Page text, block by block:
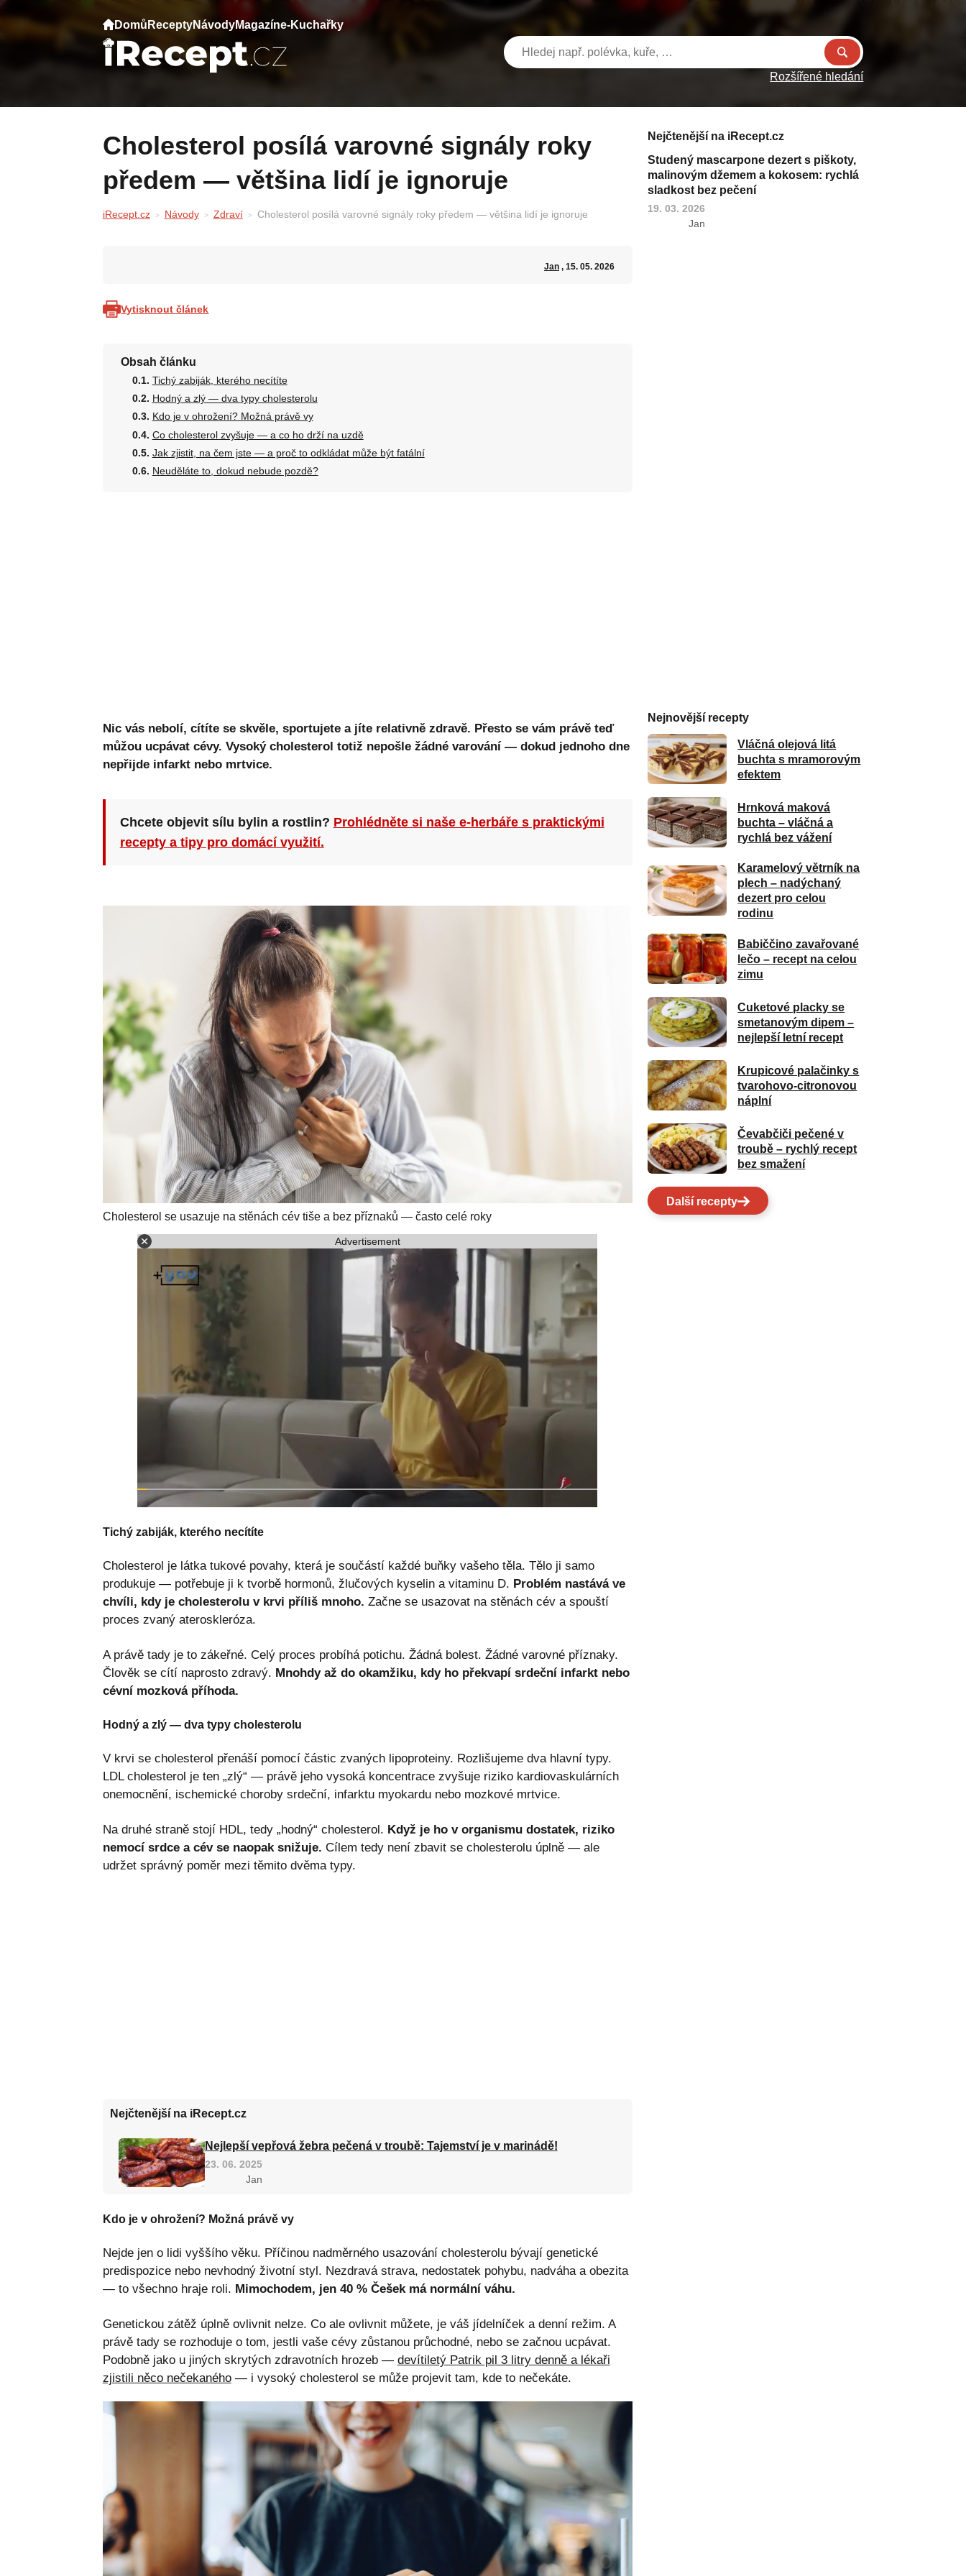
Domů ReceptyNávodyMagazíne-Kuchařky
Rozšířené hledání
Cholesterol posílá varovné signály roky
předem — většina lidí je ignoruje
iRecept.cz Návody Zdraví Cholesterol posílá varovné signály roky předem — většina lidí je ignoruje
Jan, 15. 05. 2026
Vytisknout článek
Obsah článku
Tichý zabiják, kterého necítíte
Hodný a zlý — dva typy cholesterolu
Kdo je v ohrožení? Možná právě vy
Co cholesterol zvyšuje — a co ho drží na uzdě
Jak zjistit, na čem jste — a proč to odkládat může být fatální
Neuděláte to, dokud nebude pozdě?
Nic vás nebolí, cítíte se skvěle, sportujete a jíte relativně zdravě. Přesto se vám právě teď
můžou ucpávat cévy. Vysoký cholesterol totiž nepošle žádné varování — dokud jednoho dne
nepřijde infarkt nebo mrtvice.
Chcete objevit sílu bylin a rostlin? Prohlédněte si naše e-herbáře s praktickými
recepty a tipy pro domácí využití.
Cholesterol se usazuje na stěnách cév tiše a bez příznaků — často celé roky
Advertisement
Tichý zabiják, kterého necítíte
Cholesterol je látka tukové povahy, která je součástí každé buňky vašeho těla. Tělo ji samo
produkuje — potřebuje ji k tvorbě hormonů, žlučových kyselin a vitaminu D. Problém nastává ve
chvíli, kdy je cholesterolu v krvi příliš mnoho. Začne se usazovat na stěnách cév a spouští
proces zvaný ateroskleróza.
A právě tady je to zákeřné. Celý proces probíhá potichu. Žádná bolest. Žádné varovné příznaky.
Člověk se cítí naprosto zdravý. Mnohdy až do okamžiku, kdy ho překvapí srdeční infarkt nebo
cévní mozková příhoda.
Hodný a zlý — dva typy cholesterolu
V krvi se cholesterol přenáší pomocí částic zvaných lipoproteiny. Rozlišujeme dva hlavní typy.
LDL cholesterol je ten „zlý“ — právě jeho vysoká koncentrace zvyšuje riziko kardiovaskulárních
onemocnění, ischemické choroby srdeční, infarktu myokardu nebo mozkové mrtvice.
Na druhé straně stojí HDL, tedy „hodný“ cholesterol. Když je ho v organismu dostatek, riziko
nemocí srdce a cév se naopak snižuje. Cílem tedy není zbavit se cholesterolu úplně — ale
udržet správný poměr mezi těmito dvěma typy.
Nejčtenější na iRecept.cz
Nejlepší vepřová žebra pečená v troubě: Tajemství je v marinádě!
23. 06. 2025
Jan
Kdo je v ohrožení? Možná právě vy
Nejde jen o lidi vyššího věku. Příčinou nadměrného usazování cholesterolu bývají genetické
predispozice nebo nevhodný životní styl. Nezdravá strava, nedostatek pohybu, nadváha a obezita
— to všechno hraje roli. Mimochodem, jen 40 % Češek má normální váhu.
Genetickou zátěž úplně ovlivnit nelze. Co ale ovlivnit můžete, je váš jídelníček a denní režim. A
právě tady se rozhoduje o tom, jestli vaše cévy zůstanou průchodné, nebo se začnou ucpávat.
Podobně jako u jiných skrytých zdravotních hrozeb — devítiletý Patrik pil 3 litry denně a lékaři
zjistili něco nečekaného— i vysoký cholesterol se může projevit tam, kde to nečekáte.
Nejčtenější na iRecept.cz
Studený mascarpone dezert s piškoty,
malinovým džemem a kokosem: rychlá
sladkost bez pečení
19. 03. 2026
Jan
Nejnovější recepty
Vláčná olejová litá
buchta s mramorovým
efektem
Hrnková maková
buchta – vláčná a
rychlá bez vážení
Karamelový větrník na
plech – nadýchaný
dezert pro celou
rodinu
Babiččino zavařované
lečo – recept na celou
zimu
Cuketové placky se
smetanovým dipem –
nejlepší letní recept
Krupicové palačinky s
tvarohovo-citronovou
náplní
Čevabčiči pečené v
troubě – rychlý recept
bez smažení
Další recepty